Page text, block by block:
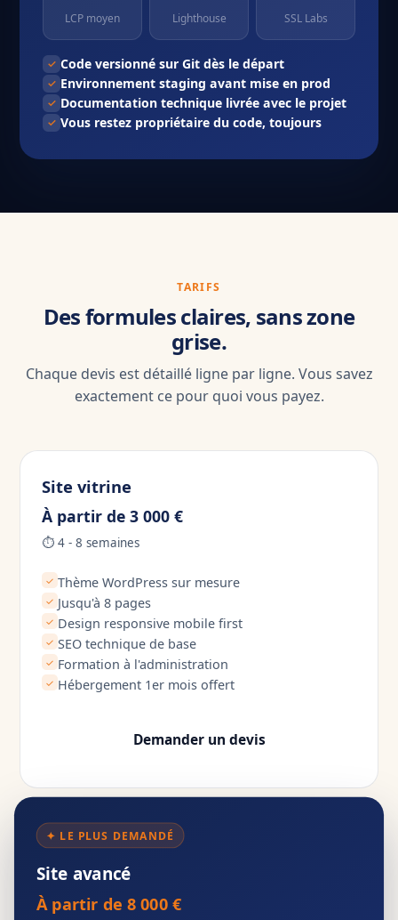
LCP moyen Lighthouse SSL Labs
Code versionné sur Git dès le départ
Environnement staging avant mise en prod
Documentation technique livrée avec le projet
Vous restez propriétaire du code, toujours
TARIFS
Des formules claires, sans zone
grise.
Chaque devis est détaillé ligne par ligne. Vous savez
exactement ce pour quoi vous payez.
Site vitrine
À partir de 3 000 €
⏱ 4 - 8 semaines
✓ Thème WordPress sur mesure
✓ Jusqu'à 8 pages
✓ Design responsive mobile first
✓ SEO technique de base
✓ Formation à l'administration
✓ Hébergement 1er mois offert
Demander un devis
✦ LE PLUS DEMANDÉ
Site avancé
À partir de 8 000 €